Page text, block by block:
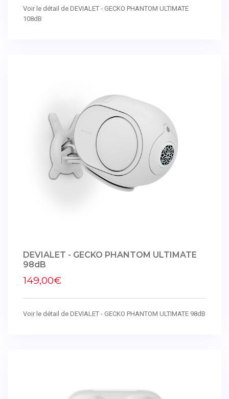
Voir le détail de DEVIALET - GECKO PHANTOM ULTIMATE
108dB
DEVIALET - GECKO PHANTOM ULTIMATE
98dB
149,00€
Voir le détail de DEVIALET - GECKO PHANTOM ULTIMATE 98dB